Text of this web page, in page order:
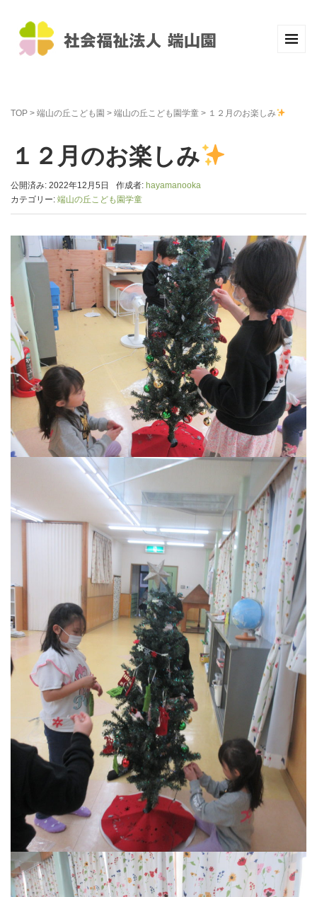
TOP > 端山の丘こども園 > 端山の丘こども園学童 > １２月のお楽しみ
１２月のお楽しみ
公開済み: 2022年12月5日 作成者: hayamanooka
カテゴリー: 端山の丘こども園学童